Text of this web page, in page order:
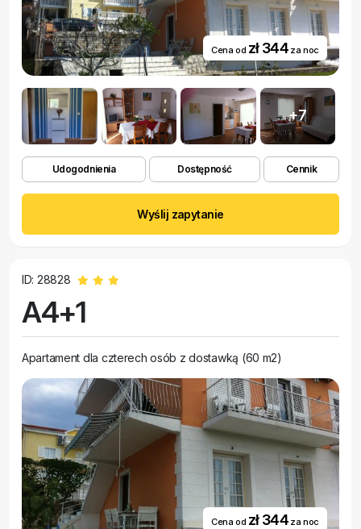
Cena od zł 344za noc
+7
Udogodnienia Dostępność Cennik
Wyślij zapytanie
ID: 28828
A4+1
Apartament dla czterech osób z dostawką (60 m2)
Cena od zł 344za noc